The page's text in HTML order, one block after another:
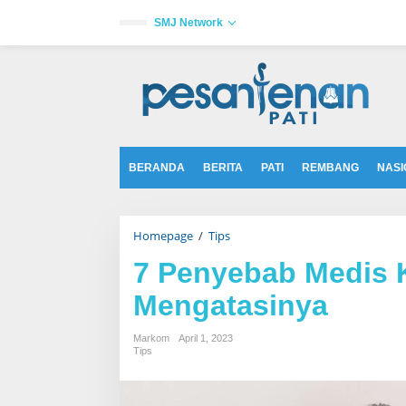
a
SMJ Network
BERANDA BERITA PATI REMBANG
Homepage / Tips
n
e
b
a
b
d
7 Penyebab Medis
Mengatasinya
Markom
April 1, 2023
Tips